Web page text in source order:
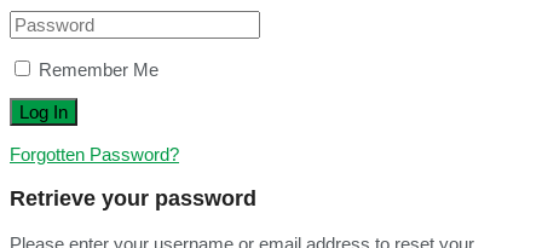
Remember Me
Forgotten Password?
Retrieve your password
Please enter your username or email address to reset your